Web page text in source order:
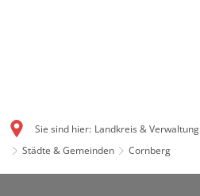
Sie sind hier: Landkreis & Verwaltung
Städte & Gemeinden
Cornberg